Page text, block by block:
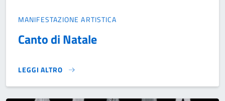
MANIFESTAZIONE ARTISTICA
Canto di Natale
LEGGI ALTRO
CANTO DI NATALE }